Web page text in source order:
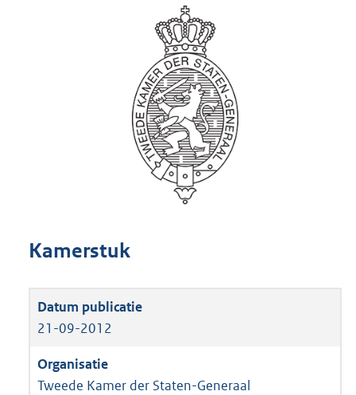
Kamerstuk
21-09-2012
Tweede Kamer der Staten-Generaal